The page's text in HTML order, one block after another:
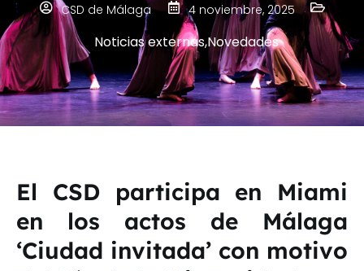
CSD de Málaga 4 noviembre, 2025
Noticias externas,Novedades
El CSD participa en Miami
en los actos de Málaga
‘Ciudad invitada’ con motivo